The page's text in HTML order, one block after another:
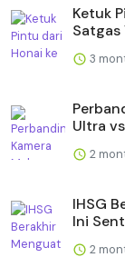
Ketuk
Satgas
3
Ultra
2
IHSG
Ini
2